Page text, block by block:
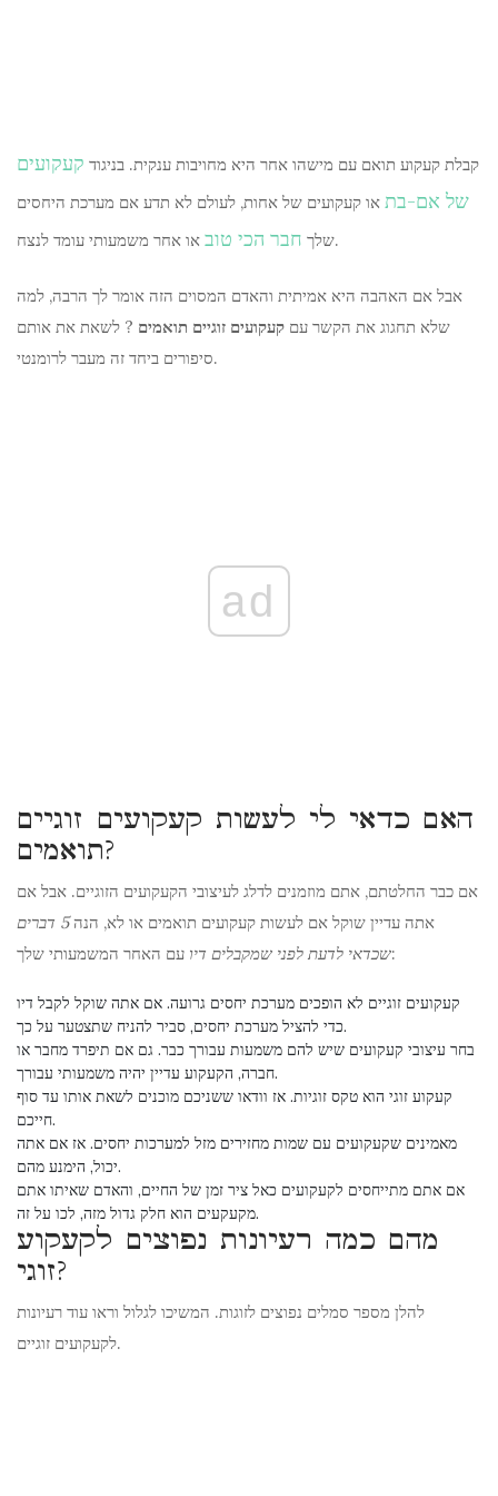
קבלת קעקוע תואם עם מישהו אחר היא מחויבות ענקית. בניגוד קעקועים
של אם-בת או קעקועים של אחות, לעולם לא תדע אם מערכת היחסים
שלך חבר הכי טוב או אחר משמעותי עומד לנצח.
אבל אם האהבה היא אמיתית והאדם המסוים הזה אומר לך הרבה, למה
שלא תחגוג את הקשר עם קעקועים זוגיים תואמים ? לשאת את אותם
סיפורים ביחד זה מעבר לרומנטי.
ad
האם כדאי לי לעשות קעקועים זוגיים
תואמים?
אם כבר החלטתם, אתם מוזמנים לדלג לעיצובי הקעקועים הזוגיים. אבל אם
אתה עדיין שוקל אם לעשות קעקועים תואמים או לא, הנה
5 דברים
שכדאי לדעת לפני שמקבלים דיועם האחר המשמעותי שלך:
קעקועים זוגיים לא הופכים מערכת יחסים גרועה. אם אתה שוקל לקבל דיו
כדי להציל מערכת יחסים, סביר להניח שתצטער על כך.
בחר עיצובי קעקועים שיש להם משמעות עבורך כבר. גם אם תיפרד מחבר או
חברה, הקעקוע עדיין יהיה משמעותי עבורך.
קעקוע זוגי הוא טקס זוגיות. אז וודאו ששניכם מוכנים לשאת אותו עד סוף
חייכם.
מאמינים שקעקועים עם שמות מחזירים מזל למערכות יחסים. אז אם אתה
יכול, הימנע מהם.
אם אתם מתייחסים לקעקועים כאל ציר זמן של החיים, והאדם שאיתו אתם
מקעקעים הוא חלק גדול מזה, לכו על זה.
מהם כמה רעיונות נפוצים לקעקוע
זוגי?
להלן מספר סמלים נפוצים לזוגות. המשיכו לגלול וראו עוד רעיונות
לקעקועים זוגיים.